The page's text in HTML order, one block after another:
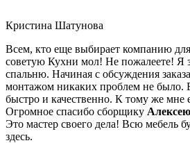
Кристина Шатунова
Всем, кто еще выбирает компанию
советую Кухни мол! Не пожалеете! Я
спальню. Начиная с обсуждения
монтажом никаких проблем не было.
быстро и качественно. К тому же мне
Огромное спасибо сборщику Алексею
Это мастер своего дела! Всю мебель
здесь.